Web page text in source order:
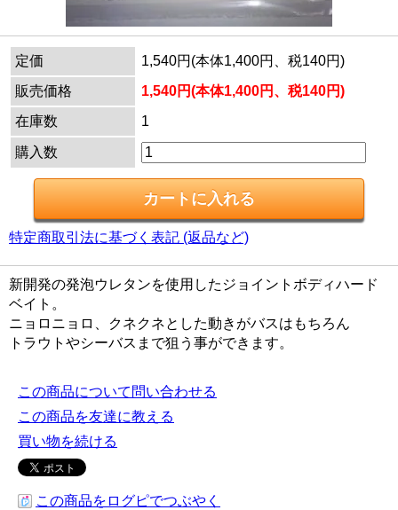
定価
1,540円(本体1,400円、税140円)
販売価格
1,540円(本体1,400円、税140円)
在庫数
1
購入数
特定商取引法に基づく表記 (返品など)
新開発の発泡ウレタンを使用したジョイントボディハード
ベイト。
ニョロニョロ、クネクネとした動きがバスはもちろん
トラウトやシーバスまで狙う事ができます。
この商品について問い合わせる
この商品を友達に教える
買い物を続ける
この商品をログピでつぶやく